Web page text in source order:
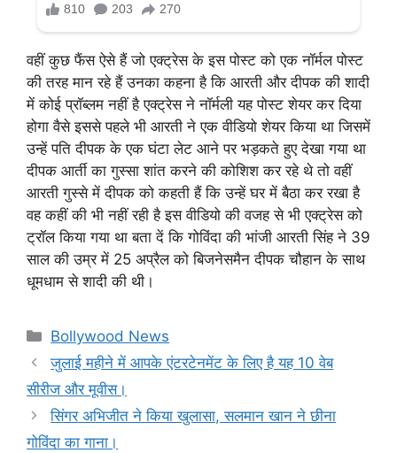
वहीं कुछ फैंस ऐसे हैं जो एक्ट्रेस के इस पोस्ट को एक नॉर्मल पोस्ट
की तरह मान रहे हैं उनका कहना है कि आरती और दीपक की शादी
में कोई प्रॉब्लम नहीं है एक्ट्रेस ने नॉर्मली यह पोस्ट शेयर कर दिया
होगा वैसे इससे पहले भी आरती ने एक वीडियो शेयर किया था जिसमें
उन्हें पति दीपक के एक घंटा लेट आने पर भड़कते हुए देखा गया था
दीपक आर्ती का गुस्सा शांत करने की कोशिश कर रहे थे तो वहीं
आरती गुस्से में दीपक को कहती हैं कि उन्हें घर में बैठा कर रखा है
वह कहीं की भी नहीं रही है इस वीडियो की वजह से भी एक्ट्रेस को
ट्रॉल किया गया था बता दें कि गोविंदा की भांजी आरती सिंह ने 39
साल की उम्र में 25 अप्रैल को बिजनेसमैन दीपक चौहान के साथ
धूमधाम से शादी की थी।
Categories
Bollywood News
जुलाई महीने में आपके एंटरटेनमेंट के लिए है यह 10 वेब
सीरीज और मूवीस।
सिंगर अभिजीत ने किया खुलासा, सलमान खान ने छीना
गोविंदा का गाना।